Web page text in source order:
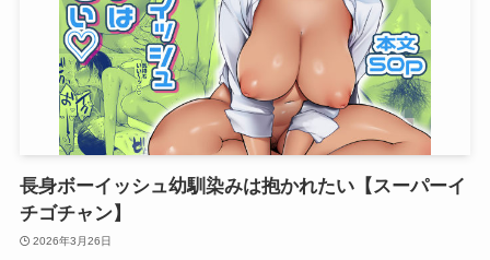
長身ボーイッシュ幼馴染みは抱かれたい【スーパーイ
チゴチャン】
2026年3月26日